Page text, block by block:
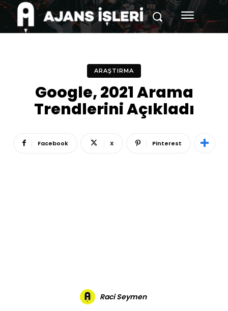
ARAŞTIRMA
Google, 2021 Arama
Trendlerini Açıkladı
Facebook X Pinterest
Raci Seymen